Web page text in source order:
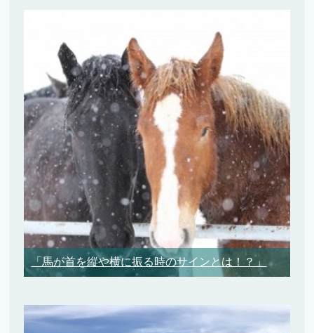
「馬が首を縦や横に振る時のサインとは！？」